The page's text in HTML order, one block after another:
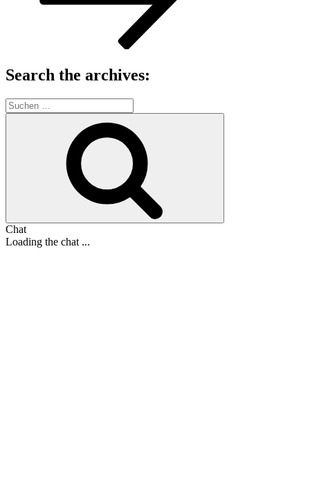
Search the archives:
Suche
nach:
Chat
Loading the chat ...